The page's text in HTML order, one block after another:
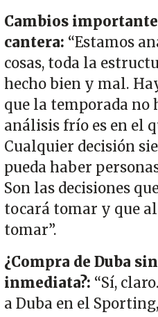
Cambios
cantera: “Estamos
cosas, toda la
hecho bien y mal.
que la temporada no
análisis frío es en el
Cualquier decisión
pueda haber
Son las decisiones
tocará tomar y que
tomar”.
¿Compra de Duba
inmediata?: “Sí,
a Duba en el